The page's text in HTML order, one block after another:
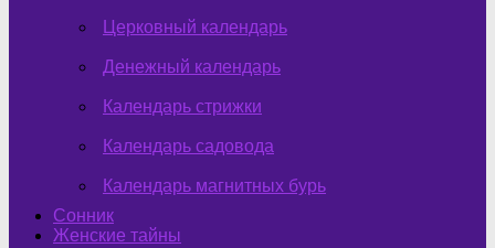
Церковный календарь
Денежный календарь
Календарь стрижки
Календарь садовода
Календарь магнитных бурь
Сонник
Женские тайны